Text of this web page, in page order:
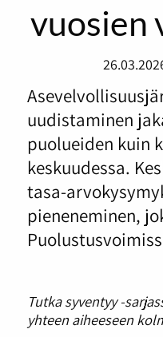
vuosien
uudistaminen
puolueiden kuin
keskuudessa.
tasa-
pieneneminen,
Tutka syventyy -
yhteen aiheeseen